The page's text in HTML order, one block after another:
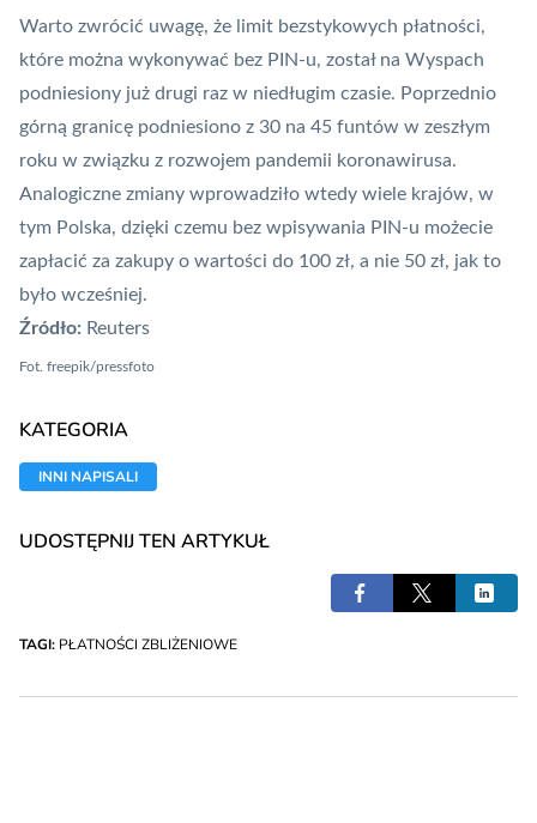
Warto zwrócić uwagę, że limit bezstykowych płatności,
które można wykonywać bez PIN-u, został na Wyspach
podniesiony już drugi raz w niedługim czasie. Poprzednio
górną granicę podniesiono z 30 na 45 funtów w zeszłym
roku w związku z rozwojem pandemii koronawirusa.
Analogiczne zmiany wprowadziło wtedy wiele krajów, w
tym Polska, dzięki czemu bez wpisywania PIN-u możecie
zapłacić za zakupy o wartości do 100 zł, a nie 50 zł, jak to
było wcześniej.
Źródło: Reuters
Fot. freepik/pressfoto
KATEGORIA
INNI NAPISALI
UDOSTĘPNIJ TEN ARTYKUŁ
TAGI: PŁATNOŚCI ZBLIŻENIOWE